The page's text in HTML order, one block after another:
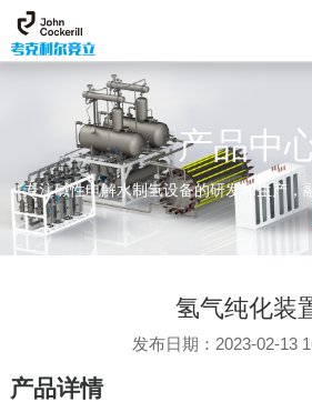
产品中
专注碱性电解水制氢设备的研发和生产，
氢气纯化装
发布日期：2023-02-13
产品详情